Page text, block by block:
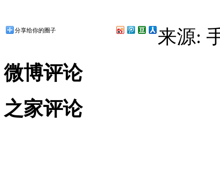
分享给你的圈子 来源:
微博评论
之家评论